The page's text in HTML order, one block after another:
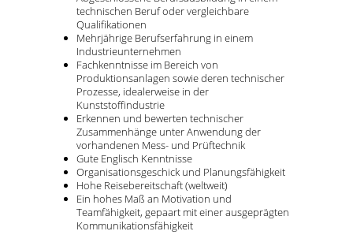
technischen Beruf oder vergleichbare
Qualifikationen
Mehrjährige Berufserfahrung in einem
Industrieunternehmen
Fachkenntnisse im Bereich von
Produktionsanlagen sowie deren technischer
Prozesse, idealerweise in der
Kunststoffindustrie
Erkennen und bewerten technischer
Zusammenhänge unter Anwendung der
vorhandenen Mess- und Prüftechnik
Gute Englisch Kenntnisse
Organisationsgeschick und Planungsfähigkeit
Hohe Reisebereitschaft (weltweit)
Ein hohes Maß an Motivation und
Teamfähigkeit, gepaart mit einer ausgeprägten
Kommunikationsfähigkeit